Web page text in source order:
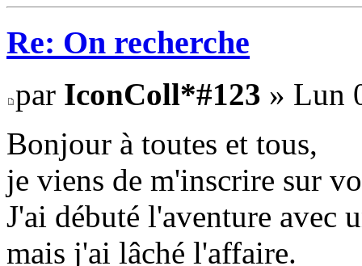
Re: On recherche
par IconColl*#123 » Lun
Bonjour à toutes et tous,
je viens de m'inscrire sur
J'ai débuté l'aventure avec
mais j'ai lâché l'affaire.